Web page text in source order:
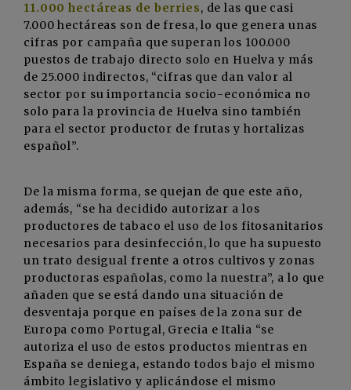
11.000 hectáreas de berries, de las que casi
7.000 hectáreas son de fresa, lo que genera unas
cifras por campaña que superan los 100.000
puestos de trabajo directo solo en Huelva y más
de 25.000 indirectos, “cifras que dan valor al
sector por su importancia socio-económica no
solo para la provincia de Huelva sino también
para el sector productor de frutas y hortalizas
español”.
De la misma forma, se quejan de que este año,
además, “se ha decidido autorizar a los
productores de tabaco el uso de los fitosanitarios
necesarios para desinfección, lo que ha supuesto
un trato desigual frente a otros cultivos y zonas
productoras españolas, como la nuestra”, a lo que
añaden que se está dando una situación de
desventaja porque en países de la zona sur de
Europa como Portugal, Grecia e Italia “se
autoriza el uso de estos productos mientras en
España se deniega, estando todos bajo el mismo
ámbito legislativo y aplicándose el mismo